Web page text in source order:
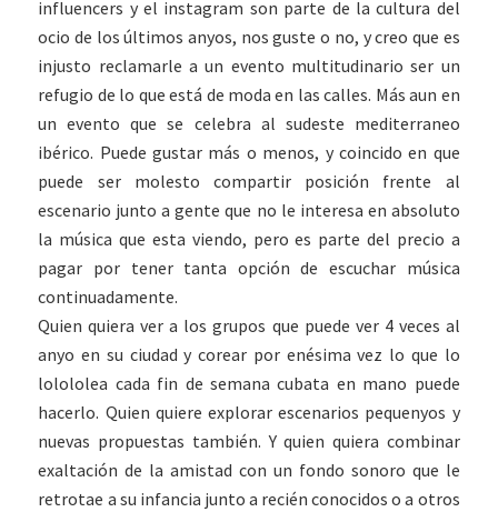
influencers y el instagram son parte de la cultura del
ocio de los últimos anyos, nos guste o no, y creo que es
injusto reclamarle a un evento multitudinario ser un
refugio de lo que está de moda en las calles. Más aun en
un evento que se celebra al sudeste mediterraneo
ibérico. Puede gustar más o menos, y coincido en que
puede ser molesto compartir posición frente al
escenario junto a gente que no le interesa en absoluto
la música que esta viendo, pero es parte del precio a
pagar por tener tanta opción de escuchar música
continuadamente.
Quien quiera ver a los grupos que puede ver 4 veces al
anyo en su ciudad y corear por enésima vez lo que lo
lolololea cada fin de semana cubata en mano puede
hacerlo. Quien quiere explorar escenarios pequenyos y
nuevas propuestas también. Y quien quiera combinar
exaltación de la amistad con un fondo sonoro que le
retrotae a su infancia junto a recién conocidos o a otros